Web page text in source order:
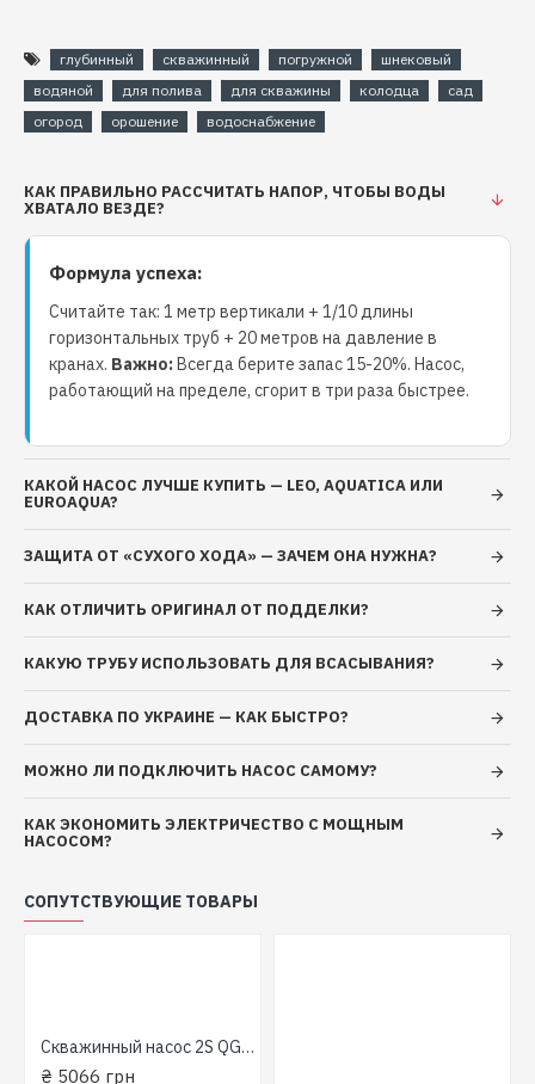
Медная обмотка двигателя
Однофазный асинхронный двигатель с
Насосная часть шнекового типа
Ведущий вал из нержавеющей стали
Длина кабеля 10 м
Условия применения:
Максимальная температура перекачиваемой
Концентрация примесей не более 3%
Минимальный диаметр отверстия 70 мм
Глубинный насос 50мм 2QGD1-50-
0.28 (280 Вт, производит: 15 л/мин,
напор: 52 м, ⌀ 48 мм) EuroAqua
глубинный скважинный погружной
шнековый
водяной
для полива для скважины колодца
сад
огород
орошение водоснабжение
КАК ПРАВИЛЬНО РАССЧИТАТЬ НАПОР, ЧТОБЫ ВОДЫ
ХВАТАЛО ВЕЗДЕ?
Формула успеха:
Считайте так: 1 метр вертикали + 1/10 длины
горизонтальных труб + 20 метров на давление в
кранах. Важно:Всегда берите запас 15-20%. Насос,
работающий на пределе, сгорит в три раза быстрее.
КАКОЙ НАСОС ЛУЧШЕ КУПИТЬ — LEO, AQUATICA ИЛИ
EUROAQUA?
ЗАЩИТА ОТ «СУХОГО ХОДА» — ЗАЧЕМ ОНА НУЖНА?
КАК ОТЛИЧИТЬ ОРИГИНАЛ ОТ ПОДДЕЛКИ?
КАКУЮ ТРУБУ ИСПОЛЬЗОВАТЬ ДЛЯ ВСАСЫВАНИЯ?
ДОСТАВКА ПО УКРАИНЕ — КАК БЫСТРО?
МОЖНО ЛИ ПОДКЛЮЧИТЬ НАСОС САМОМУ?
КАК ЭКОНОМИТЬ ЭЛЕКТРИЧЕСТВО С МОЩНЫМ
НАСОСОМ?
СОПУТСТВУЮЩИЕ ТОВАРЫ
Скважинный насос 2S QGD 0,5-25-0,37 IGLA SPRUT 15 м кабеля.
₴ 5066 грн